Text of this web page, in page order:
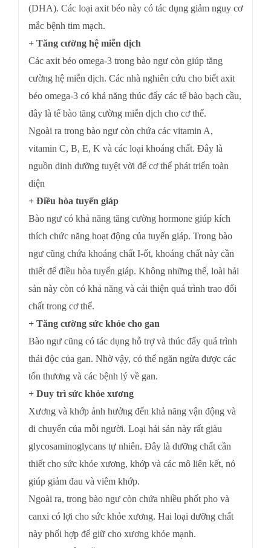
(DHA). Các loại axit béo này có tác dụng giảm nguy cơ
mắc bệnh tim mạch.
+ Tăng cường hệ miễn dịch
Các axit béo omega-3 trong bào ngư còn giúp tăng
cường hệ miễn dịch. Các nhà nghiên cứu cho biết axit
béo omega-3 có khả năng thúc đẩy các tế bào bạch cầu,
đây là tế bào tăng cường miễn dịch cho cơ thể.
Ngoài ra trong bào ngư còn chứa các vitamin A,
vitamin C, B, E, K và các loại khoáng chất. Đây là
nguồn dinh dưỡng tuyệt vời để cơ thể phát triển toàn
diện
+ Điều hòa tuyến giáp
Bào ngư có khả năng tăng cường hormone giúp kích
thích chức năng hoạt động của tuyến giáp. Trong bào
ngư cũng chứa khoáng chất I-ốt, khoáng chất này cần
thiết để điều hòa tuyến giáp. Không những thế, loài hải
sản này còn có khả năng và cải thiện quá trình trao đổi
chất trong cơ thể.
+ Tăng cường sức khỏe cho gan
Bào ngư cũng có tác dụng hỗ trợ và thúc đẩy quá trình
thải độc của gan. Nhờ vậy, có thể ngăn ngừa được các
tổn thương và các bệnh lý về gan.
+ Duy trì sức khỏe xương
Xương và khớp ảnh hưởng đến khả năng vận động và
di chuyển của mỗi người. Loại hải sản này rất giàu
glycosaminoglycans tự nhiên. Đây là dưỡng chất cần
thiết cho sức khỏe xương, khớp và các mô liên kết, nó
giúp giảm đau và viêm khớp.
Ngoài ra, trong bào ngư còn chứa nhiều phốt pho và
canxi có lợi cho sức khỏe xương. Hai loại dưỡng chất
này phối hợp để giữ cho xương khỏe mạnh.